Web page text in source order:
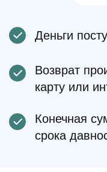
Деньги
Возврат
карту или
Конечная
срока